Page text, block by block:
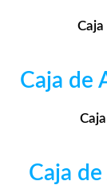
Caja de
Caja